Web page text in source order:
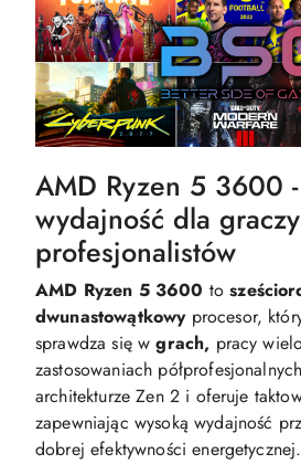
AMD Ryzen 5 3600
wydajność dla
profesjonalistów
AMD Ryzen 5 3600 to
dwunastowątkowyprocesor,
sprawdza się wgrach, pracy
zastosowaniach
architekturze Zen 2 i oferuje
zapewniając wysoką wydajność
dobrej efektywności energetycznej.